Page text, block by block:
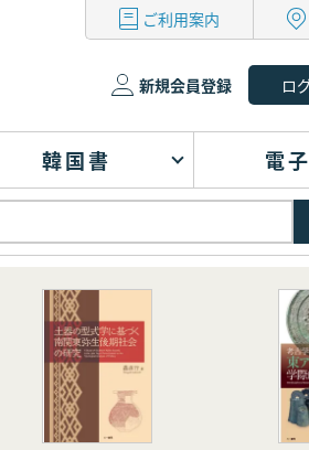
ご利用案内
新規会員登録
韓国書 電